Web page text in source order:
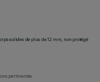
solides de plus de 12 mm, non protégé
pertinentes.